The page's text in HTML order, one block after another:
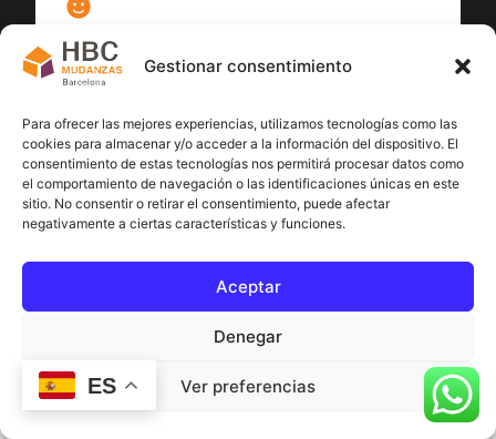
Gestionar consentimiento
Para ofrecer las mejores experiencias, utilizamos tecnologías como las
cookies para almacenar y/o acceder a la información del dispositivo. El
consentimiento de estas tecnologías nos permitirá procesar datos como
el comportamiento de navegación o las identificaciones únicas en este
sitio. No consentir o retirar el consentimiento, puede afectar
negativamente a ciertas características y funciones.
Aceptar
Denegar
Ver preferencias
100
ES